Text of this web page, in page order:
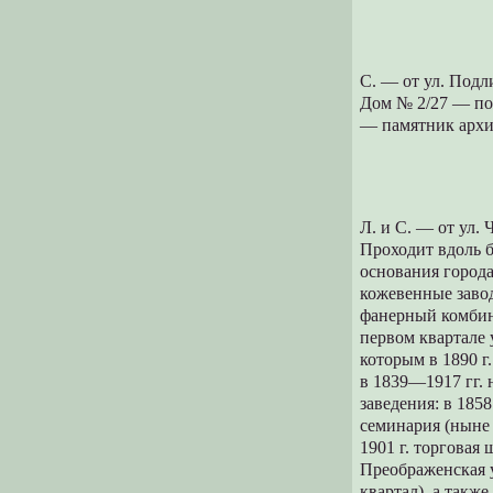
С. — от ул.
Дом № 2/27 —
— памятник
Л. и С. — от ул.
Проходит вдоль
основания
кожевенные
фанерный
первом
которым в 1890
в 1839—1917 гг.
заведения: в
семинария
1901 г.
Преображенская